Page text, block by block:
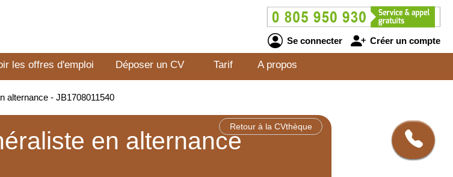
Se connecter Créer un compte
les offres d'emploi Déposer un CV Tarif A propos
alternance - JB1708011540
Retour à la CVthèque
en alternance